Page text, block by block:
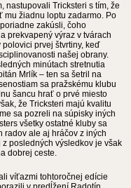
nastupovali Tricksteri s tím, že
žiadnu loptu zadarmo. Po
zakúsli, čoho
prekvapený výraz v tvárach
prvej štvrtiny, keď
našej obrany.
minútach stretnutia
Mrlík – ten sa šetril na
sa pražskému klubu
šancu hrať o prvé miesto
že Tricksteri majú kvalitu
sa pozreli na súpisky iných
všetky ostatné kluby sa
radov ale aj hráčov z iných
posledných výsledkov je však
dobrej ceste.
víťazmi tohtoročnej edície